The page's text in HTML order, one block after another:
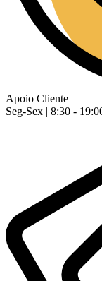
Apoio Cliente
Seg-Sex | 8:30 -